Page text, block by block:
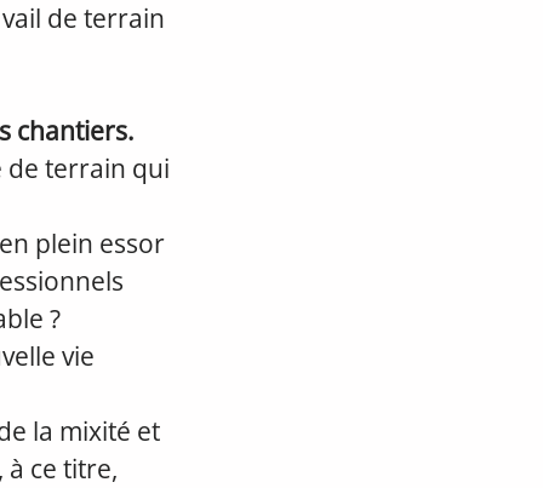
de terrain
chantiers.
de terrain qui
plein essor
?
vie
la mixité et
à ce titre,